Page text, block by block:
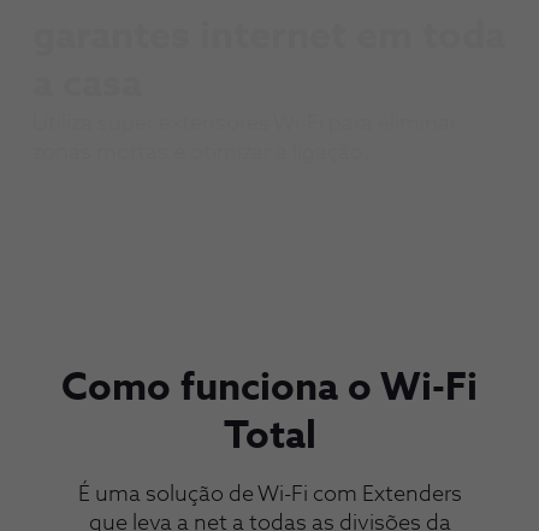
Como funciona o Wi-Fi
Total
É uma solução de Wi-Fi com Extenders
que leva a net a todas as divisões da